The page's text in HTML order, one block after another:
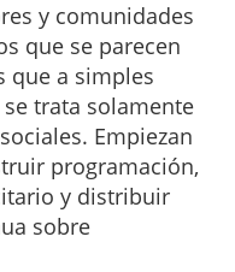
y comunidades
que se parecen
que a simples
trata solamente
Empiezan
programación,
y distribuir
sobre